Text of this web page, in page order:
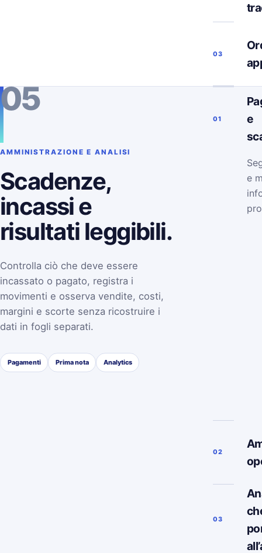
03
05
AMMINISTRAZIONE E ANALISI
Scadenze,
incassi e
risultati leggibili.
Controlla ciò che deve essere
incassato o pagato, registra i
movimenti e osserva vendite, costi,
margini e scorte senza ricostruire i
dati in fogli separati.
Pagamenti Prima nota Analytics
01
e
e
02
03